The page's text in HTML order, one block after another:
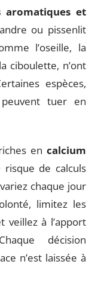
aromatiques et
ou pissenlit
l’oseille, la
ciboulette, n’ont
espèces,
tuer en
en calcium
de calculs
chaque jour
limitez les
veillez à l’apport
décision
n’est laissée à